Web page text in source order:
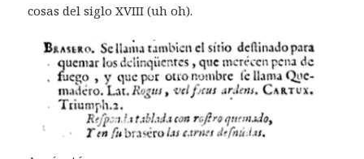
cosas del siglo XVIII (uh oh).